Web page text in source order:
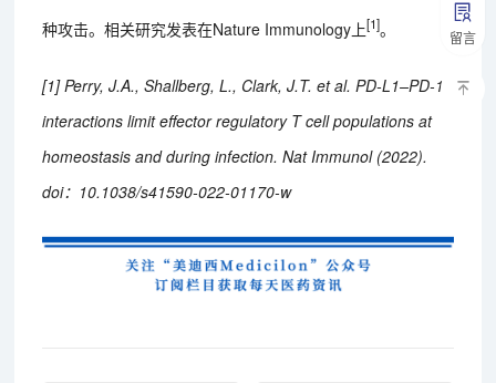
留言
种攻击。相关研究发表在Nature Immunology上[1]。
[1] Perry, J.A., Shallberg, L., Clark, J.T. et al. PD-L1–PD-1
interactions limit effector regulatory T cell populations at
homeostasis and during infection. Nat Immunol (2022).
doi：10.1038/s41590-022-01170-w